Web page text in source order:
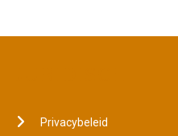
Privacybeleid